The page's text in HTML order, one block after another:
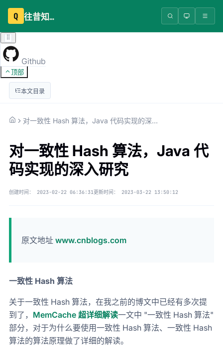
Q 往昔知识库
Github
顶部
本文目录
对一致性 Hash 算法，Java 代码实现的深入研究
对一致性 Hash 算法，Java 代
码实现的深入研究
创建时间： 2023-02-22 06:36:31更新时间： 2023-03-22 13:50:12
原文地址 www.cnblogs.com
一致性 Hash 算法
关于一致性 Hash 算法，在我之前的博文中已经有多次提
到了， MemCache 超详细解读一文中 "一致性 Hash 算法"
部分，对于为什么要使用一致性 Hash 算法、一致性 Hash
算法的算法原理做了详细的解读。